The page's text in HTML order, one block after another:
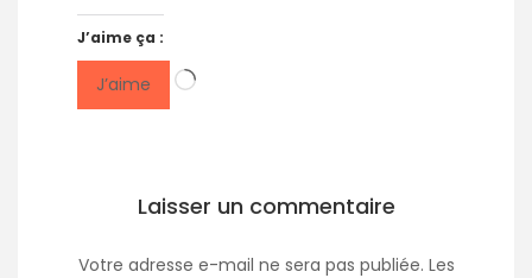
J’aime ça :
J’aime Chargement…
Laisser un commentaire
Votre adresse e-mail ne sera pas publiée. Les